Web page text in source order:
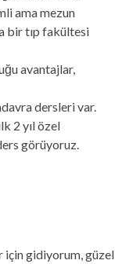
ama mezun
bir tıp fakültesi
avantajlar,
dersleri var.
2 yıl özel
görüyoruz.
için gidiyorum, güzel